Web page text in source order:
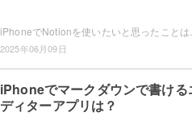
2025年06月09日
iPhoneでマークダウンで書ける
ディターアプリは？